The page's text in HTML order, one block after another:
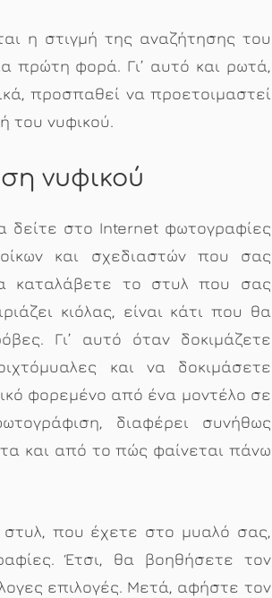
η στιγμή της αναζήτησης του
πρώτη φορά. Γι’ αυτό και ρωτά,
προσπαθεί να προετοιμαστεί
του νυφικού.
νυφικού
δείτε στο Internet φωτογραφίες
και σχεδιαστών που σας
καταλάβετε το στυλ που σας
κιόλας, είναι κάτι που θα
Γι’ αυτό όταν δοκιμάζετε
και να δοκιμάσετε
φορεμένο από ένα μοντέλο σε
διαφέρει συνήθως
και από το πώς φαίνεται πάνω
που έχετε στο μυαλό σας,
Έτσι, θα βοηθήσετε τον
επιλογές. Μετά, αφήστε τον